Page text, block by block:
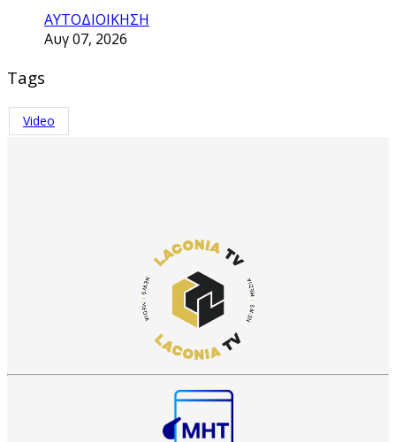
ΑΥΤΟΔΙΟΙΚΗΣΗ
Αυγ 07, 2026
Tags
Video